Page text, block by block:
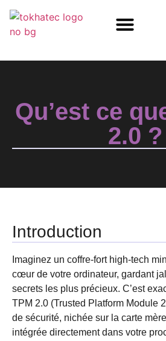
Qu’est ce
2.0 ?
Introduction
Imaginez un coffre-fort high-tech
cœur de votre ordinateur, gardant
secrets les plus précieux. C’est
TPM 2.0 (Trusted Platform Module
de sécurité, nichée sur la carte
intégrée directement dans votre